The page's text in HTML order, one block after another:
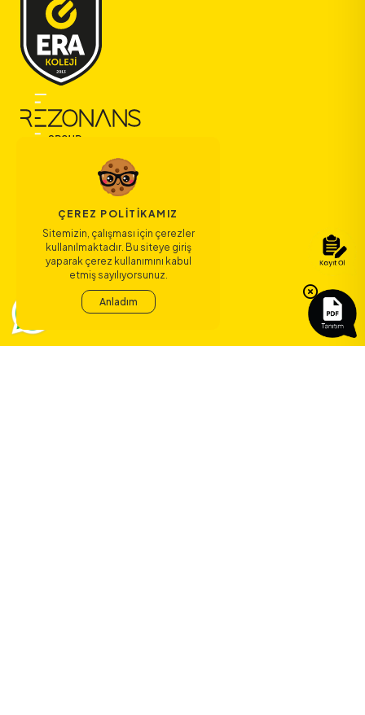
Bize Ulaşın
Bağlantılar
ÇEREZ POLITIKAMIZ
Sitemizin, çalışması için çerezler
kullanılmaktadır. Bu siteye giriş
yaparak çerez kullanımını kabul
etmiş sayılıyorsunuz.
Anladım